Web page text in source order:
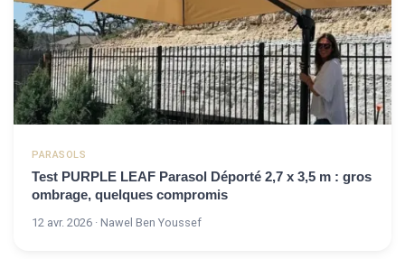
PARASOLS
Test PURPLE LEAF Parasol Déporté 2,7 x 3,5 m : gros
ombrage, quelques compromis
12 avr. 2026 · Nawel Ben Youssef